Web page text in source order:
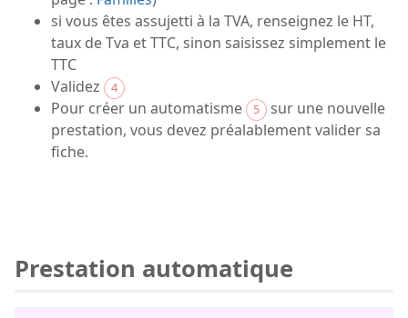
si vous êtes assujetti à la TVA, renseignez le HT,
taux de Tva et TTC, sinon saisissez simplement le
TTC
Validez
4
Pour créer un automatisme 5
sur une nouvelle
prestation, vous devez préalablement valider sa
fiche.
Prestation automatique